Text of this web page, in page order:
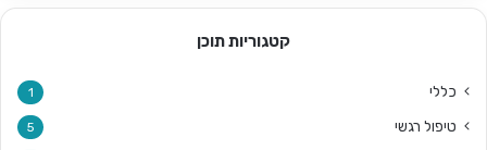
קטגוריות תוכן
כללי 1
טיפול רגשי 5